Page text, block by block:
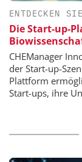
ENTDECKEN
Die Start-up-
CHEManager
der Start-up-
Plattform
Start-ups, ihre